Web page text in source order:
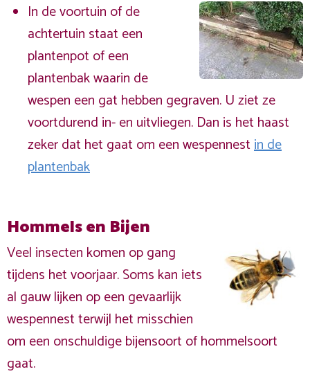
In de voortuin of de
achtertuin staat een
plantenpot of een
plantenbak waarin de
wespen een gat hebben gegraven. U ziet ze
voortdurend in- en uitvliegen. Dan is het haast
zeker dat het gaat om een wespennestin de
plantenbak
Hommels en Bijen
Veel insecten komen op gang
tijdens het voorjaar. Soms kan iets
al gauw lijken op een gevaarlijk
wespennest terwijl het misschien
om een onschuldige bijensoort of hommelsoort
gaat.